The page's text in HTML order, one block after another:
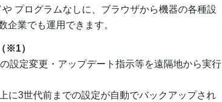
プログラムなしに、ブラウザから機器の各種設
企業でも運用できます。
※1）
設定変更・アップデート指示等を遠隔地から実行
に3世代前までの設定が自動でバックアップされ